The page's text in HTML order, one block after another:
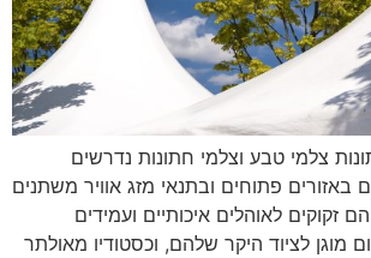
צלמי טבע וצלמי חתונות נדרשים
באזורים פתוחים ובתנאי מזג אוויר משתנים
זקוקים לאוהלים איכותיים ועמידים
מוגן לציוד היקר שלהם, וכסטודיו מאולתר